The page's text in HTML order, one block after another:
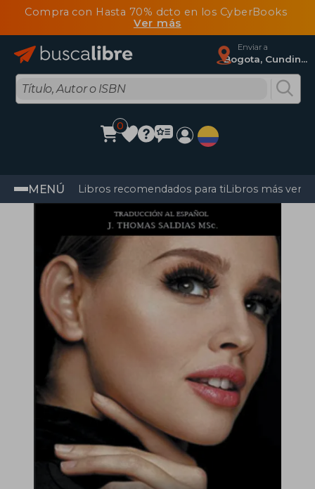
Compra con Hasta 70% dcto en los CyberBooks
Ver más
Enviar a
Bogota, Cundinamarca
0
MENÚ Libros recomendados para tiLibros más